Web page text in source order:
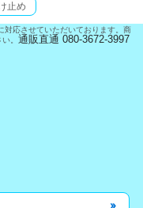
止め
対応させていただいております。商
。 通販直通 080-3672-3997